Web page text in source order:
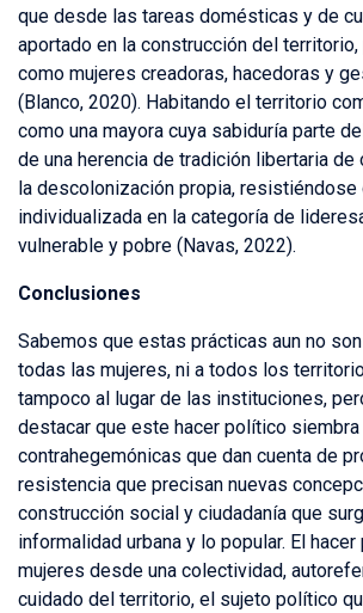
que desde las tareas domésticas y de
aportado en la construcción del
como mujeres creadoras, hacedoras y
(Blanco, 2020). Habitando el territorio
como una mayora cuya sabiduría parte
de una herencia de tradición libertaria
la descolonización propia, resistiéndose
individualizada en la categoría de
vulnerable y pobre (Navas, 2022).
Conclusiones
Sabemos que estas prácticas aun no
todas las mujeres, ni a todos los
tampoco al lugar de las instituciones,
destacar que este hacer político
contrahegemónicas que dan cuenta de
resistencia que precisan nuevas
construcción social y ciudadanía que
informalidad urbana y lo popular. El
mujeres desde una colectividad,
cuidado del territorio, el sujeto político